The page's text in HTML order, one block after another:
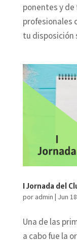
ponentes y
profesionales
tu disposición
I Jornada del
por admin | Jun
Una de las
a cabo fue la